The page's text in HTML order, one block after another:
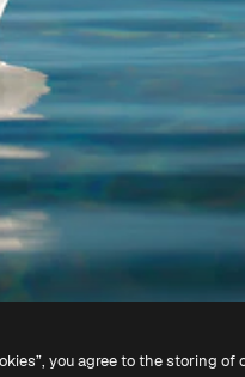
you agree to the storing